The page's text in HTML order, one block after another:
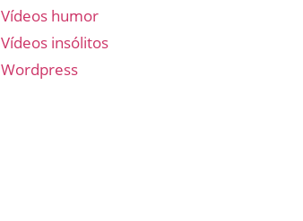
Vídeos humor
Vídeos insólitos
Wordpress